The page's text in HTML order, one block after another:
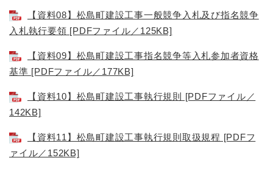
【資料08】松島町建設工事一般競争入札及び指名競争
入札執行要領 [PDFファイル／125KB]
【資料09】松島町建設工事指名競争等入札参加者資格
基準 [PDFファイル／177KB]
【資料10】松島町建設工事執行規則 [PDFファイル／
142KB]
【資料11】松島町建設工事執行規則取扱規程 [PDFフ
ァイル／152KB]